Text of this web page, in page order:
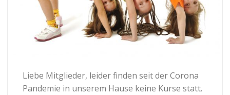
Liebe Mitglieder, leider finden seit der Corona
Pandemie in unserem Hause keine Kurse statt.